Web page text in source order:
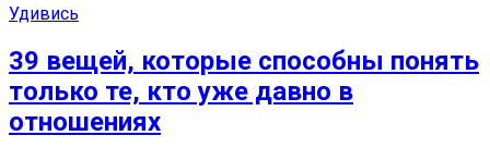
Удивись
39 вещей, которые способны понять
только те, кто уже давно в
отношениях